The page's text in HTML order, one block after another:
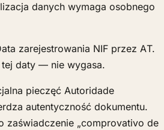
danych wymaga osobnego
zarejestrowania NIF przez AT.
tej daty — nie wygasa.
pieczęć Autoridade
autentyczność dokumentu.
zaświadczenie „comprovativo de